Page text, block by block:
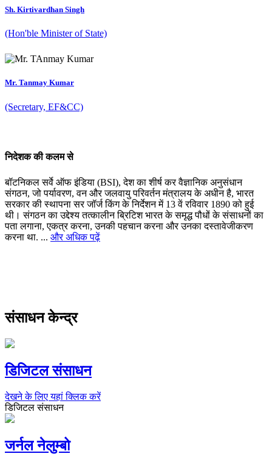
Sh. Kirtivardhan Singh
(Hon'ble Minister of State)
Mr. Tanmay Kumar
(Secretary, EF&CC)
निदेशक की कलम से
बॉटनिकल सर्वे ऑफ इंडिया (BSI), देश का शीर्ष कर वैज्ञानिक अनुसंधान
संगठन, जो पर्यावरण, वन और जलवायु परिवर्तन मंत्रालय के अधीन है, भारत
सरकार की स्थापना सर जॉर्ज किंग के निर्देशन में 13 वें रविवार 1890 को हुई
थी। संगठन का उद्देश्य तत्कालीन ब्रिटिश भारत के समृद्ध पौधों के संसाधनों का
पता लगाना, एकत्र करना, उनकी पहचान करना और उनका दस्तावेजीकरण
करना था. ... और अधिक पढ़ें
संसाधन केन्द्र
डिजिटल संसाधन
देखने के लिए यहां क्लिक करें
डिजिटल संसाधन
जर्नल नेलुम्बो